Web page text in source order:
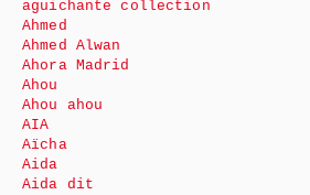
aguichante collection
Ahmed
Ahmed Alwan
Ahora Madrid
Ahou
Ahou ahou
AIA
Aïcha
Aida
Aida dit